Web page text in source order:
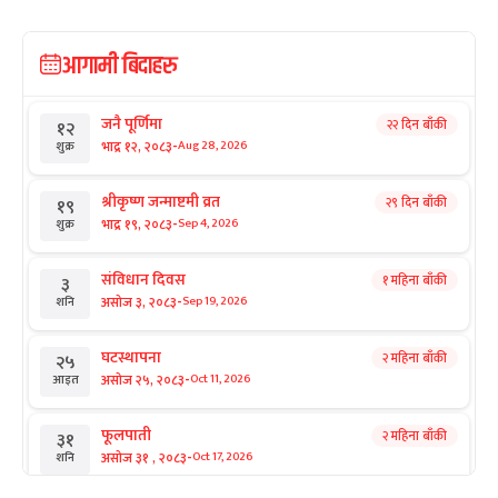
आगामी बिदाहरु
१२
शुक्र
जनै पूर्णिमा
भाद्र १२, २०८३-Aug 28, 2026
२२ दिन बाँकी
१९
शुक्र
श्रीकृष्ण जन्माष्टमी व्रत
भाद्र १९, २०८३-Sep 4, 2026
२९ दिन बाँकी
३
शनि
संविधान दिवस
असोज ३, २०८३-Sep 19, 2026
१ महिना बाँकी
२५
आइत
घटस्थापना
असोज २५, २०८३-Oct 11, 2026
२ महिना बाँकी
३१
शनि
फूलपाती
असोज ३१ , २०८३-Oct 17, 2026
२ महिना बाँकी